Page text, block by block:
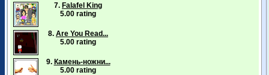
7. Falafel King
5.00 rating
8. Are You Read...
5.00 rating
9. Камень-ножни...
5.00 rating